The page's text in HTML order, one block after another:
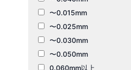
〜0.015mm
〜0.025mm
〜0.030mm
〜0.050mm
0.060mm以上